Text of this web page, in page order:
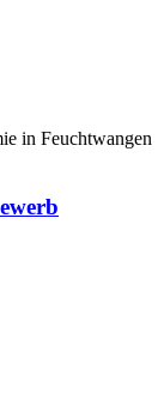
in Feuchtwangen